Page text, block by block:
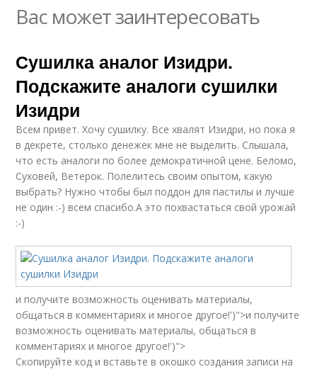
Вас может заинтересовать
Сушилка аналог Изидри.
Подскажите аналоги сушилки
Изидри
Всем привет. Хочу сушилку. Все хвалят Изидри, но пока я
в декрете, столько денежек мне не выделить. Слышала,
что есть аналоги по более демократичной цене. Беломо,
Суховей, Ветерок. Полелитесь своим опытом, какую
выбрать? Нужно чтобы был поддон для пастилы и лучше
не один :-) всем спасибо.А это похвастаться свой урожай
:-)
и получите возможность оценивать материалы,
общаться в комментариях и многое другое!')">и получите
возможность оценивать материалы, общаться в
комментариях и многое другое!')">
Скопируйте код и вставьте в окошко создания записи на